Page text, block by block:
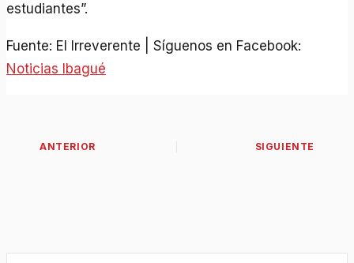
estudiantes”.
Fuente: El Irreverente | Síguenos en Facebook:
Noticias Ibagué